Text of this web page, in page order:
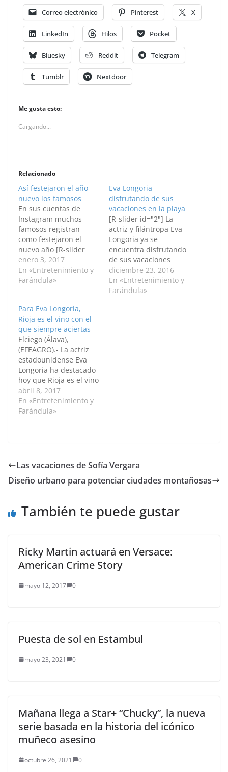
Correo electrónico Pinterest X
LinkedIn Hilos Pocket
Bluesky Reddit Telegram
Tumblr Nextdoor
Me gusta esto:
Cargando...
Relacionado
Así festejaron el año
nuevo los famosos
En sus cuentas de
Instagram muchos
famosos registran
como festejaron el
nuevo año [R-slider
id="3"]
enero 3, 2017
En «Entretenimiento y
Farándula»
Eva Longoria
disfrutando de sus
vacaciones en la playa
[R-slider id="2"] La
actriz y filántropa Eva
Longoria ya se
encuentra disfrutando
de sus vacaciones
junto a su esposo el
multimillonario
mexicano José Bastón.
diciembre 23, 2016
En «Entretenimiento y
Farándula»
Para Eva Longoria,
Rioja es el vino con el
que siempre aciertas
Elciego (Álava),
(EFEAGRO).- La actriz
estadounidense Eva
Longoria ha destacado
hoy que Rioja es el vino
"con el que siempre
aciertas" en una
celebración o para
y etiquetas. Longoria
abril 8, 2017
En «Entretenimiento y
Farándula»
Las vacaciones de Sofía Vergara
Diseño urbano para potenciar ciudades montañosas
También te puede gustar
Ricky Martin actuará en Versace:
American Crime Story
mayo 12, 2017 0
Puesta de sol en Estambul
mayo 23, 2021 0
Mañana llega a Star+ “Chucky”, la nueva
serie basada en la historia del icónico
muñeco asesino
octubre 26, 2021 0